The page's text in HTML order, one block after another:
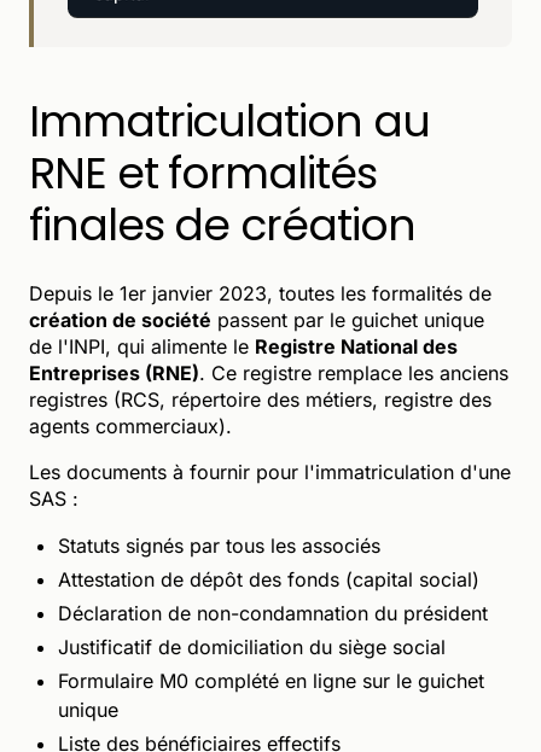
Immatriculation au
RNE et formalités
finales de création
Depuis le 1er janvier 2023, toutes les formalités de
création de société passent par le guichet unique
de l'INPI, qui alimente le Registre National des
Entreprises (RNE). Ce registre remplace les anciens
registres (RCS, répertoire des métiers, registre des
agents commerciaux).
Les documents à fournir pour l'immatriculation d'une
SAS :
Statuts signés par tous les associés
Attestation de dépôt des fonds (capital social)
Déclaration de non-condamnation du président
Justificatif de domiciliation du siège social
Formulaire M0 complété en ligne sur le guichet
unique
Liste des bénéficiaires effectifs